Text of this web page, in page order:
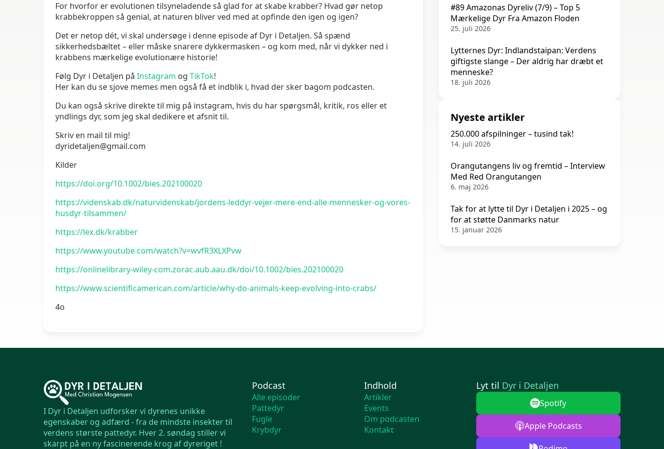
For hvorfor er evolutionen tilsyneladende så glad for at skabe krabber? Hvad gør netop
krabbekroppen så genial, at naturen bliver ved med at opfinde den igen og igen?
Det er netop dét, vi skal undersøge i denne episode af Dyr i Detaljen. Så spænd
sikkerhedsbæltet – eller måske snarere dykkermasken – og kom med, når vi dykker ned i
krabbens mærkelige evolutionære historie!
Følg Dyr i Detaljen på Instagram og TikTok!
Her kan du se sjove memes men også få et indblik i, hvad der sker bagom podcasten.
Du kan også skrive direkte til mig på instagram, hvis du har spørgsmål, kritik, ros eller et
yndlings dyr, som jeg skal dedikere et afsnit til.
Skriv en mail til mig!
dyridetaljen@gmail.com
Kilder
https://doi.org/10.1002/bies.202100020
https://videnskab.dk/naturvidenskab/jordens-leddyr-vejer-mere-end-alle-mennesker-og-vores-
husdyr-tilsammen/
https://lex.dk/krabber
https://www.youtube.com/watch?v=wvfR3XLXPvw
https://onlinelibrary-wiley-com.zorac.aub.aau.dk/doi/10.1002/bies.202100020
https://www.scientificamerican.com/article/why-do-animals-keep-evolving-into-crabs/
4o
#89 Amazonas Dyreliv (7/9) – Top 5
Mærkelige Dyr Fra Amazon Floden
25. juli 2026
Lytternes Dyr: Indlandstaipan: Verdens
giftigste slange – Der aldrig har dræbt et
menneske?
18. juli 2026
Nyeste artikler
250.000 afspilninger – tusind tak!
14. juli 2026
Orangutangens liv og fremtid – Interview
Med Red Orangutangen
6. maj 2026
Tak for at lytte til Dyr i Detaljen i 2025 – og
for at støtte Danmarks natur
15. januar 2026
I Dyr i Detaljen udforsker vi dyrenes unikke
egenskaber og adfærd - fra de mindste insekter til
verdens største pattedyr. Hver 2. søndag stiller vi
skarpt på en ny fascinerende krog af dyreriget !
Podcast
Alle episoder
Pattedyr
Fugle
Krybdyr
Indhold
Artikler
Events
Om podcasten
Kontakt
Lyt til Dyr i Detaljen
Spotify
Apple Podcasts